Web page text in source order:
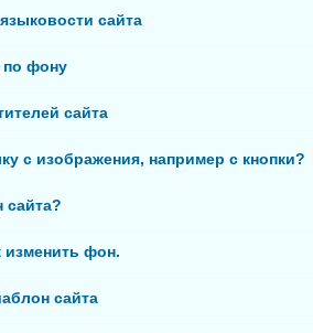
сайта
по фону
сайта
с изображения, например с кнопки?
сайта?
изменить фон.
сайта